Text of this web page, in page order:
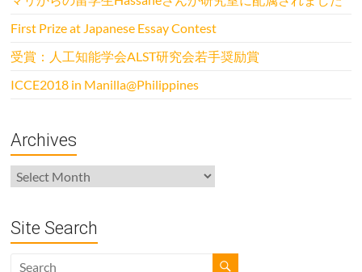
First Prize at Japanese Essay Contest
受賞：人工知能学会ALST研究会若手奨励賞
ICCE2018 in Manilla@Philippines
Archives
Archives
Site Search